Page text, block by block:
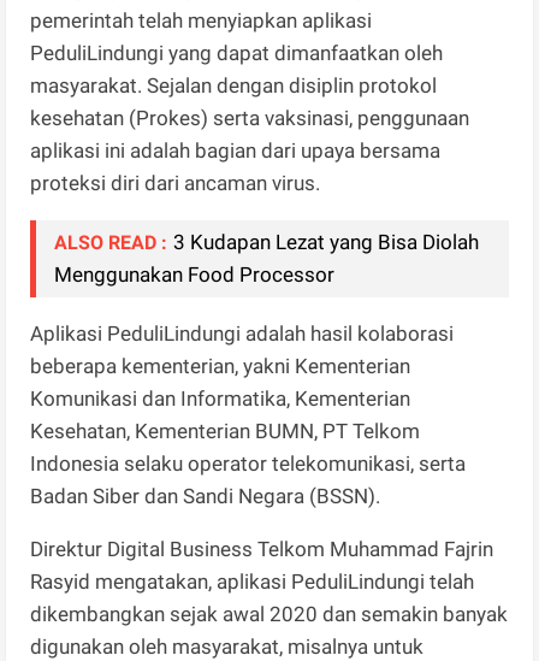
pemerintah telah menyiapkan aplikasi
PeduliLindungi yang dapat dimanfaatkan oleh
masyarakat. Sejalan dengan disiplin protokol
kesehatan (Prokes) serta vaksinasi, penggunaan
aplikasi ini adalah bagian dari upaya bersama
proteksi diri dari ancaman virus.
ALSO READ : 3 Kudapan Lezat yang Bisa Diolah
Menggunakan Food Processor
Aplikasi PeduliLindungi adalah hasil kolaborasi
beberapa kementerian, yakni Kementerian
Komunikasi dan Informatika, Kementerian
Kesehatan, Kementerian BUMN, PT Telkom
Indonesia selaku operator telekomunikasi, serta
Badan Siber dan Sandi Negara (BSSN).
Direktur Digital Business Telkom Muhammad Fajrin
Rasyid mengatakan, aplikasi PeduliLindungi telah
dikembangkan sejak awal 2020 dan semakin banyak
digunakan oleh masyarakat, misalnya untuk